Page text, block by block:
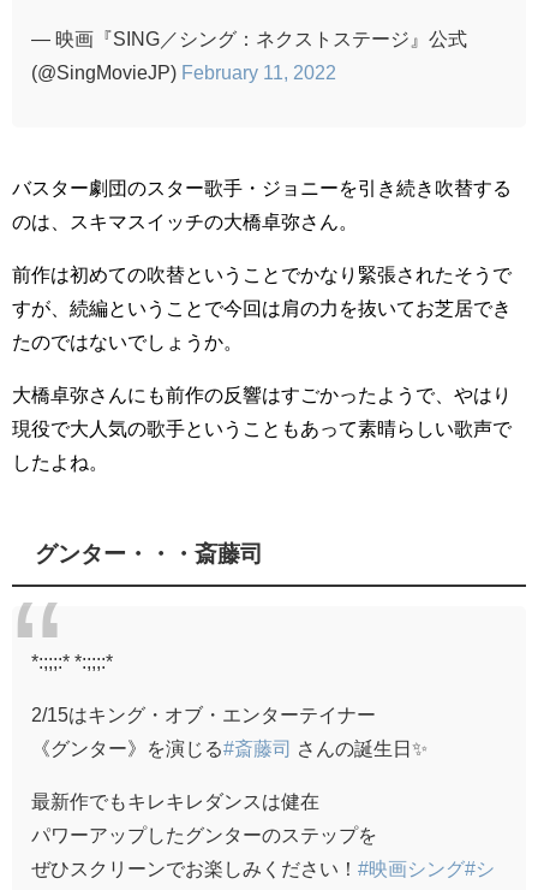
— 映画『SING／シング：ネクストステージ』公式
(@SingMovieJP) February 11, 2022
バスター劇団のスター歌手・ジョニーを引き続き吹替する
のは、スキマスイッチの大橋卓弥さん。
前作は初めての吹替ということでかなり緊張されたそうで
すが、続編ということで今回は肩の力を抜いてお芝居でき
たのではないでしょうか。
大橋卓弥さんにも前作の反響はすごかったようで、やはり
現役で大人気の歌手ということもあって素晴らしい歌声で
したよね。
グンター・・・斎藤司
*:;;;:* *:;;;:*
2/15はキング・オブ・エンターテイナー
《グンター》を演じる#斎藤司 さんの誕生日✨
最新作でもキレキレダンスは健在
パワーアップしたグンターのステップを
ぜひスクリーンでお楽しみください！ #映画シング#シ